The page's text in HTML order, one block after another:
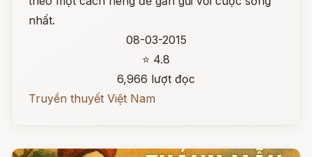
nhất.
08-03-2015
⭐ 4.8
6,966 lượt đọc
Truyền thuyết Việt Nam